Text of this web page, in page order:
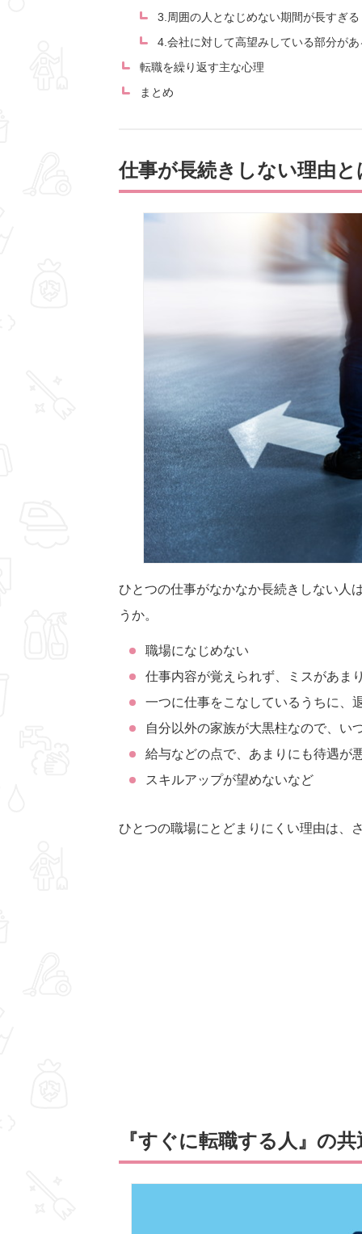
3.周囲の人となじめない期間が長すぎる
4.会社に対して高望みしている部分があ
転職を繰り返す主な心理
まとめ
仕事が長続きしない理由と
ひとつの仕事がなかなか長続きしない人
うか。
職場になじめない
仕事内容が覚えられず、ミスがあま
一つに仕事をこなしているうちに、
自分以外の家族が大黒柱なので、い
給与などの点で、あまりにも待遇が
スキルアップが望めないなど
ひとつの職場にとどまりにくい理由は、
『すぐに転職する人』の